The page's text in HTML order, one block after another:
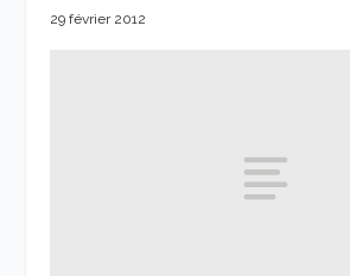
29 février 2012